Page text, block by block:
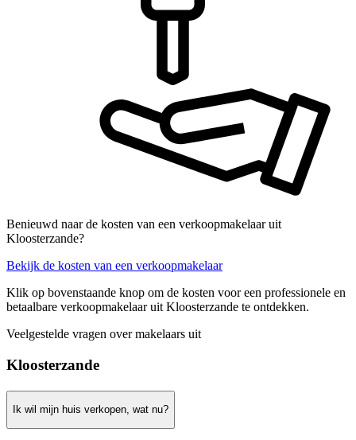
Benieuwd naar de kosten van een verkoopmakelaar uit
Kloosterzande?
Bekijk de kosten van een verkoopmakelaar
Klik op bovenstaande knop om de kosten voor een professionele en
betaalbare verkoopmakelaar uit Kloosterzande te ontdekken.
Veelgestelde vragen over makelaars uit
Kloosterzande
Ik wil mijn huis verkopen, wat nu?